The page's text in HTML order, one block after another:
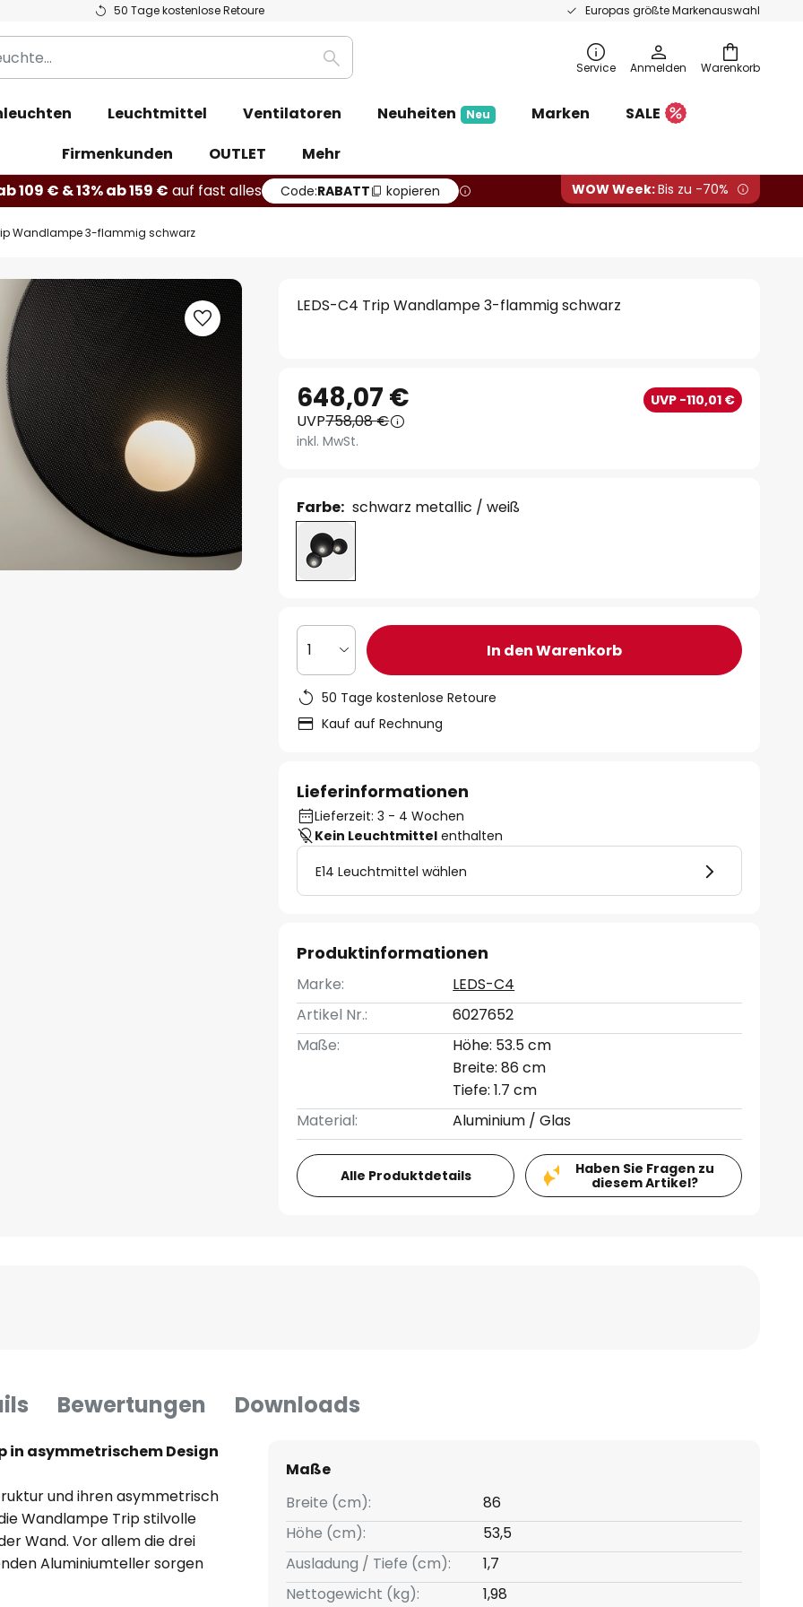
50 Tage kostenlose Retoure Europas größte Markenauswahl
Warenkorb
Suche Service Anmelden
Leuchtmittel Ventilatoren Neuheiten Neu Marken
SALE
Firmenkunden
OUTLET
Mehr
109 € & 13% ab 159 € auf fast alles Code:RABATT kopieren WOW Week:Bis zu -70%
Wandlampe 3-flammig schwarz
LEDS-C4 Trip Wandlampe 3-flammig schwarz
648,07 € UVP -110,01 €
UVP758,08 €
inkl. MwSt.
Farbe: schwarz metallic / weiß
1 In den Warenkorb
50 Tage kostenlose Retoure
Kauf auf Rechnung
Lieferinformationen
Lieferzeit: 3 - 4 Wochen
Kein Leuchtmittel enthalten
E14 Leuchtmittel wählen
Produktinformationen
Marke:
LEDS-C4
Artikel Nr.:
6027652
Maße:
Höhe: 53.5 cm
Breite: 86 cm
Tiefe: 1.7 cm
Material:
Aluminium / Glas
Alle Produktdetails
Haben Sie Fragen zu
diesem Artikel?
Bewertungen Downloads
in asymmetrischem Design
und ihren asymmetrisch
Wandlampe Trip stilvolle
Wand. Vor allem die drei
Aluminiumteller sorgen
denn die feinporige
Maße
Breite (cm):
86
Höhe (cm):
53,5
Ausladung / Tiefe (cm):
1,7
Nettogewicht (kg):
1,98